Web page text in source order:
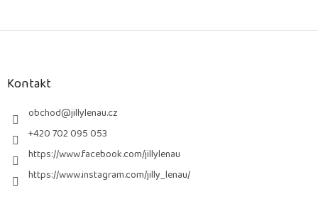
Z
Kontakt
obchod@jillylenau.cz
+420 702 095 053
https://www.facebook.com/jillylenau
https://www.instagram.com/jilly_lenau/